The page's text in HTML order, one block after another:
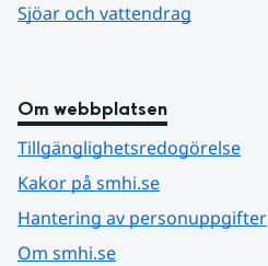
Sjöar och vattendrag
Om webbplatsen
Tillgänglighetsredogörelse
Kakor på smhi.se
Hantering av personuppgifter
Om smhi.se